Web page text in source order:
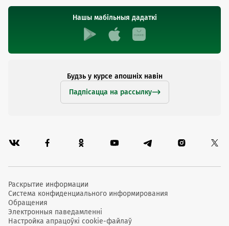
Нашы мабільныя дадаткі
Будзь у курсе апошніх навін
Падпісацца на рассылку
Раскрытие информации
Система конфиденциального информирования
Обращения
Электронныя паведамленні
Настройка апрацоўкі cookie-файлаў